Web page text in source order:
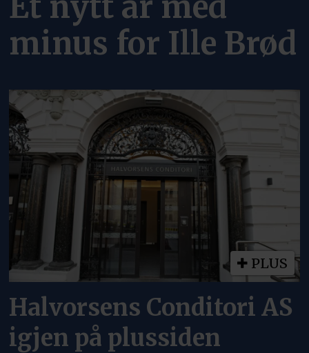
minus for Ille Brød
PLUS
Halvorsens Conditori AS
igjen på plussiden